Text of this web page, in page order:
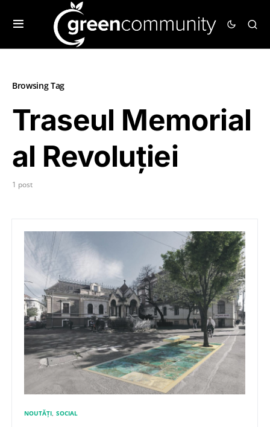
Browsing Tag
Traseul Memorial
al Revoluției
1 post
NOUTĂȚI SOCIAL